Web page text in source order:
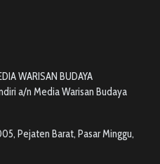
WARISAN BUDAYA
a/n Media Warisan Budaya
Pejaten Barat, Pasar Minggu,